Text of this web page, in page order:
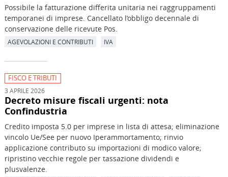
Possibile la fatturazione differita unitaria nei raggruppamenti
temporanei di imprese. Cancellato l’obbligo decennale di
conservazione delle ricevute Pos.
AGEVOLAZIONI E CONTRIBUTI IVA
FISCO E TRIBUTI
3 APRILE 2026
Decreto misure fiscali urgenti: nota
Confindustria
Credito imposta 5.0 per imprese in lista di attesa; eliminazione
vincolo Ue/See per nuovo Iperammortamento; rinvio
applicazione contributo su importazioni di modico valore;
ripristino vecchie regole per tassazione dividendi e
plusvalenze.